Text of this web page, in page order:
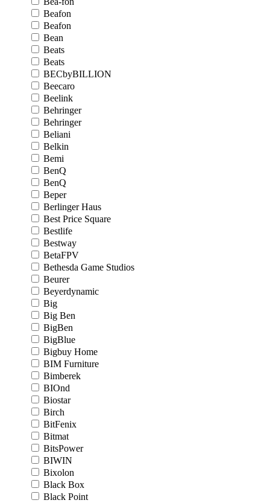
Beafon
Beafon
Bean
Beats
Beats
BECbyBILLION
Beecaro
Beelink
Behringer
Behringer
Beliani
Belkin
Bemi
BenQ
BenQ
Beper
Berlinger Haus
Best Price Square
Bestlife
Bestway
BetaFPV
Bethesda Game Studios
Beurer
Beyerdynamic
Big
Big Ben
BigBen
BigBlue
Bigbuy Home
BIM Furniture
Bimberek
BIOnd
Biostar
Birch
BitFenix
Bitmat
BitsPower
BIWIN
Bixolon
Black Box
Black Point